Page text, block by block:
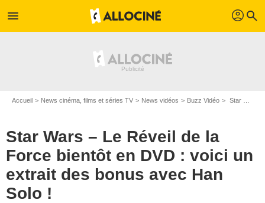
menu profil search
Accueil News cinéma, films et séries TV News vidéos Buzz Vidéo Star Wars – Le Réveil de la Force bientôt en DVD : voici un extrait des bonus avec Han Solo !
Star Wars – Le Réveil de la
Force bientôt en DVD : voici un
extrait des bonus avec Han
Solo !